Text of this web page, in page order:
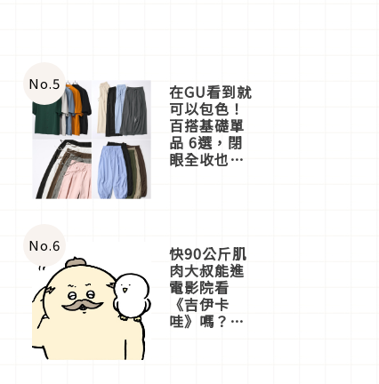
No.5 在GU看到就
可以包色！
百搭基礎單
品 6選，閉
眼全收也不
No.6 快90公斤肌
肉大叔能進
電影院看
《吉伊卡
哇》嗎？日